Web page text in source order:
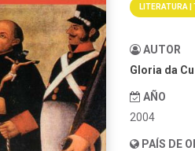
LITERATURA |
AUTOR
Gloria da
AÑO
2004
PAÍS DE